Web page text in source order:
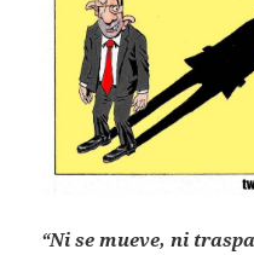
“Ni se mueve, ni